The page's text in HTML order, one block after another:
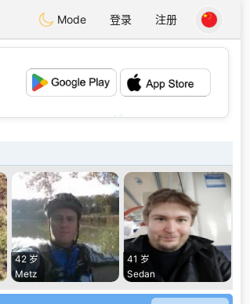
Mode 登录 注册
42 岁
Metz
41 岁
Sedan